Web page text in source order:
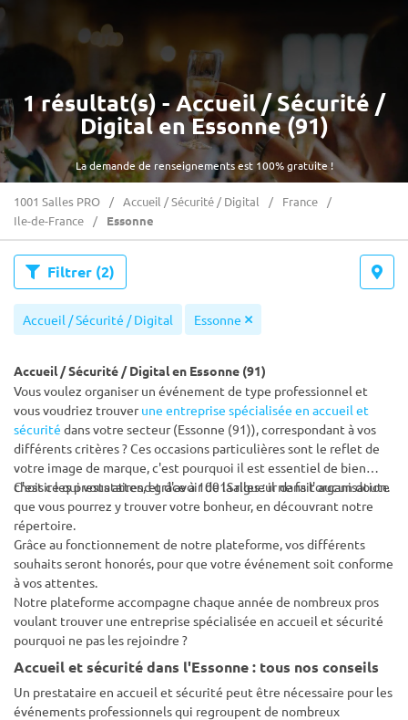
La demande de renseignements est 100% gratuite !
1 résultat(s) - Accueil / Sécurité /
Digital en Essonne (91)
1001 Salles PRO Accueil / Sécurité / Digital
France
Ile-de-France
Essonne
Filtrer (2)
Accueil / Sécurité / Digital Essonne
Accueil / Sécurité / Digital en Essonne (91)
Vous voulez organiser un événement de type professionnel et
vous voudriez trouverune entreprise spécialisée en accueil et
sécurité dans votre secteur (Essonne (91)), correspondant à vos
différents critères ? Ces occasions particulières sont le reflet de
votre image de marque, c'est pourquoi il est essentiel de bien
choisir les prestataires, et d'avoir de la rigueur dans l'organisation.
C'est ce qui vous attend grâce à 1001Salles : il ne fait aucun doute
que vous pourrez y trouver votre bonheur, en découvrant notre
répertoire.
Grâce au fonctionnement de notre plateforme, vos différents
souhaits seront honorés, pour que votre événement soit conforme
à vos attentes.
Notre plateforme accompagne chaque année de nombreux pros
voulant trouver une entreprise spécialisée en accueil et sécurité
pourquoi ne pas les rejoindre ?
Accueil et sécurité dans l'Essonne : tous nos conseils
Un prestataire en accueil et sécurité peut être nécessaire pour les
événements professionnels qui regroupent de nombreux